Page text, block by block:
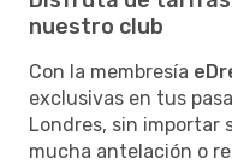
nuestro club
Con la membresía
exclusivas en tus
Londres, sin importar
mucha antelación o